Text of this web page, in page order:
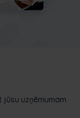
uzņēmumam